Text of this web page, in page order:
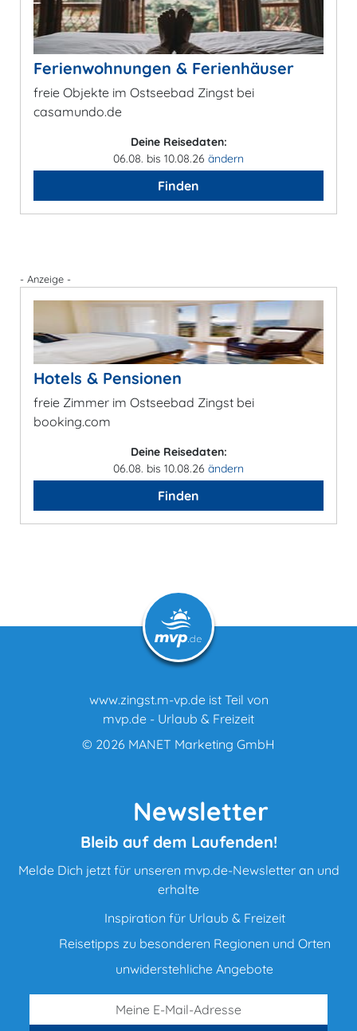
Ferienwohnungen & Ferienhäuser
freie Objekte im Ostseebad Zingst bei
casamundo.de
Deine Reisedaten:
06.08. bis 10.08.26 ändern
Finden
- Anzeige -
Hotels & Pensionen
freie Zimmer im Ostseebad Zingst bei
booking.com
Deine Reisedaten:
06.08. bis 10.08.26 ändern
Finden
www.zingst.m-vp.de ist Teil von
mvp.de - Urlaub & Freizeit
© 2026 MANET Marketing GmbH
Newsletter
Bleib auf dem Laufenden!
Melde Dich jetzt für unseren mvp.de-Newsletter an und
erhalte
Inspiration für Urlaub & Freizeit
Reisetipps zu besonderen Regionen und Orten
unwiderstehliche Angebote